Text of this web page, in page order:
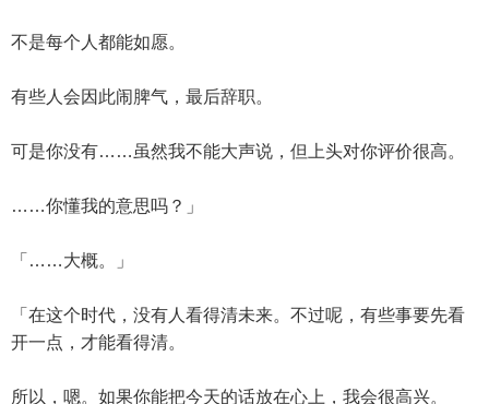
不是每个人都能如愿。
有些人会因此闹脾气，最后辞职。
可是你没有……虽然我不能大声说，但上头对你评价很高。
……你懂我的意思吗？」
「……大概。」
「在这个时代，没有人看得清未来。不过呢，有些事要先看
开一点，才能看得清。
所以，嗯。如果你能把今天的话放在心上，我会很高兴。